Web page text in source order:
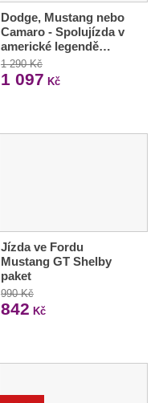
Dodge, Mustang nebo
Camaro - Spolujízda v
americké legendě…
1 290 Kč
1 097 Kč
Jízda ve Fordu
Mustang GT Shelby
paket
990 Kč
842 Kč